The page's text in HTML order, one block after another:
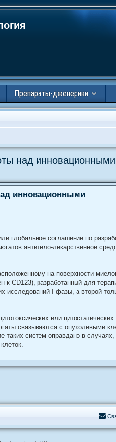
Препараты-дженерики
над
инновационными
глобальное соглашение по
антитело-лекарственное
на поверхности
CD123), разработанный для
исследований I фазы, а второй
или цитостатических
связываются с опухолевыми
таких систем оправдано в
Св